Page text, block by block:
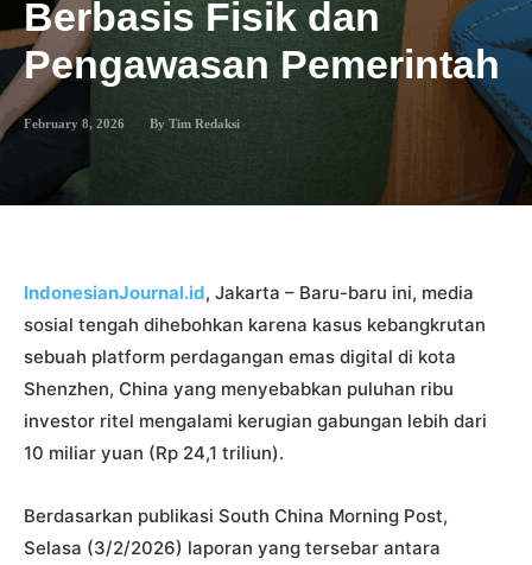
Berbasis Fisik dan
Pengawasan Pemerintah
February 8, 2026 By Tim Redaksi
IndonesianJournal.id, Jakarta – Baru-baru ini, media
sosial tengah dihebohkan karena kasus kebangkrutan
sebuah platform perdagangan emas digital di kota
Shenzhen, China yang menyebabkan puluhan ribu
investor ritel mengalami kerugian gabungan lebih dari
10 miliar yuan (Rp 24,1 triliun).
Berdasarkan publikasi South China Morning Post,
Selasa (3/2/2026) laporan yang tersebar antara